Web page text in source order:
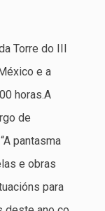
Torre do III
e a
horas.A
de
pantasma
e obras
para